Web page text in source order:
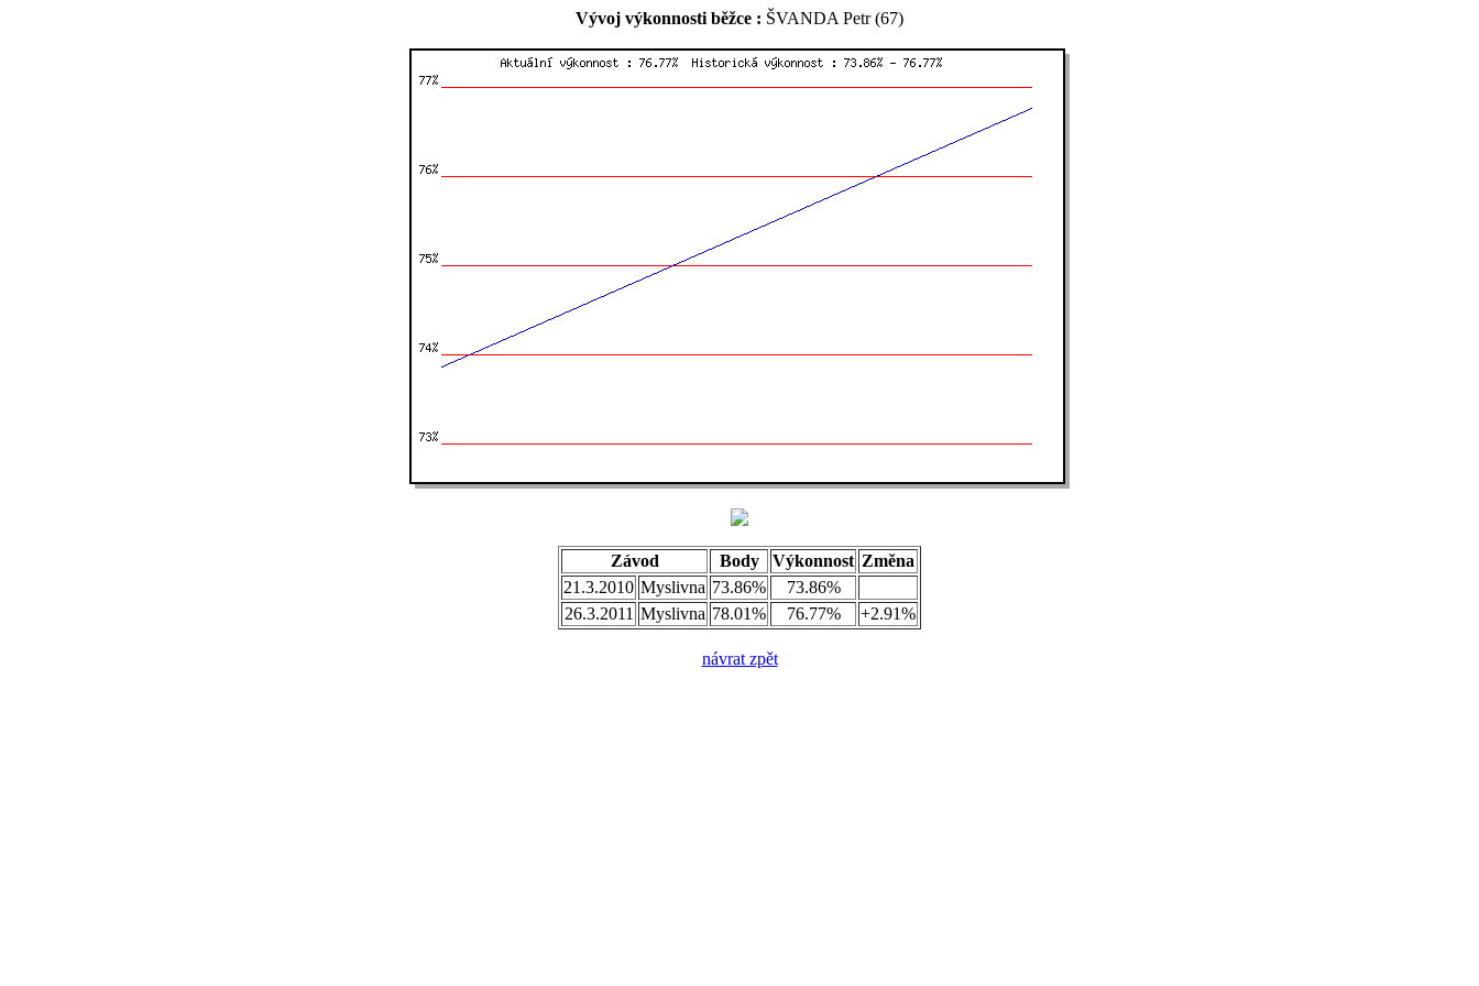
Vývoj výkonnosti běžce : ŠVANDA Petr (67)
Závod Body Výkonnost Změna
21.3.2010 Myslivna 73.86%
73.86%
26.3.2011 Myslivna 78.01% 76.77% +2.91%
návrat zpět